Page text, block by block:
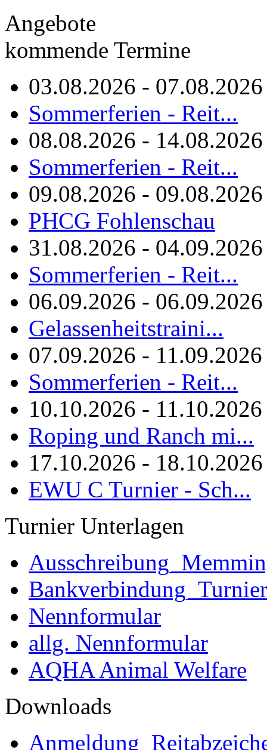
Angebote
kommende Termine
03.08.2026 - 07.08.2026
Sommerferien - Reit...
08.08.2026 - 14.08.2026
Sommerferien - Reit...
09.08.2026 - 09.08.2026
PHCG Fohlenschau
31.08.2026 - 04.09.2026
Sommerferien - Reit...
06.09.2026 - 06.09.2026
Gelassenheitstraini...
07.09.2026 - 11.09.2026
Sommerferien - Reit...
10.10.2026 - 11.10.2026
Roping und Ranch mi...
17.10.2026 - 18.10.2026
EWU C Turnier - Sch...
Turnier Unterlagen
Nennformular
allg. Nennformular
AQHA Animal Welfare
Downloads